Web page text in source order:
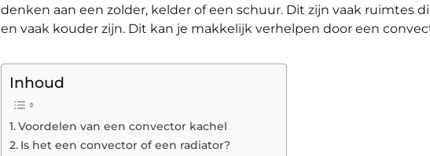
denken aan een zolder, kelder of een schuur. Dit zijn vaak ruimtes
en vaak kouder zijn. Dit kan je makkelijk verhelpen door een
Inhoud
Voordelen van een convector kachel
Is het een convector of een radiator?